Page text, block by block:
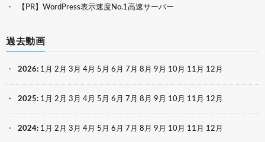
【PR】WordPress表示速度No.1高速サーバー
過去動画
2026: 1月 2月 3月 4月 5月 6月 7月 8月 9月 10月 11月 12月
2025: 1月 2月 3月 4月 5月 6月 7月 8月 9月 10月 11月 12月
2024: 1月 2月 3月 4月 5月 6月 7月 8月 9月 10月 11月 12月